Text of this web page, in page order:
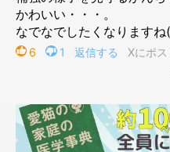
ひとつめの角が壊れはじめた記録写真